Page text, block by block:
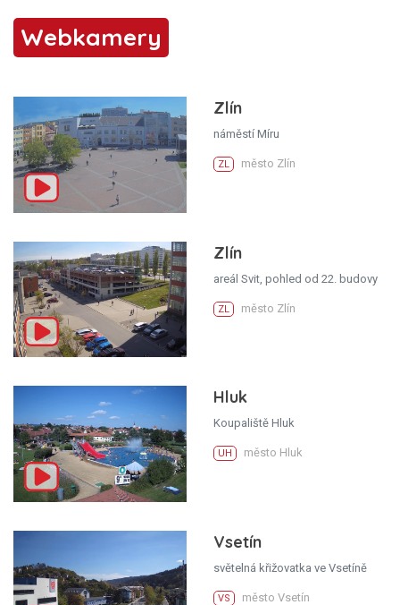
Webkamery
Zlín
náměstí Míru
ZL město Zlín
Zlín
areál Svit, pohled od 22. budovy
ZL město Zlín
Hluk
Koupaliště Hluk
UH město Hluk
Vsetín
světelná křižovatka ve Vsetíně
VS město Vsetín